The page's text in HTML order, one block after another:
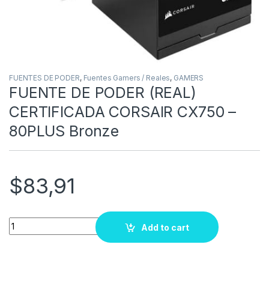
FUENTES DE PODER, Fuentes Gamers / Reales, GAMERS
FUENTE DE PODER (REAL)
CERTIFICADA CORSAIR CX750 –
80PLUS Bronze
$83,91
Quantity
Add to cart